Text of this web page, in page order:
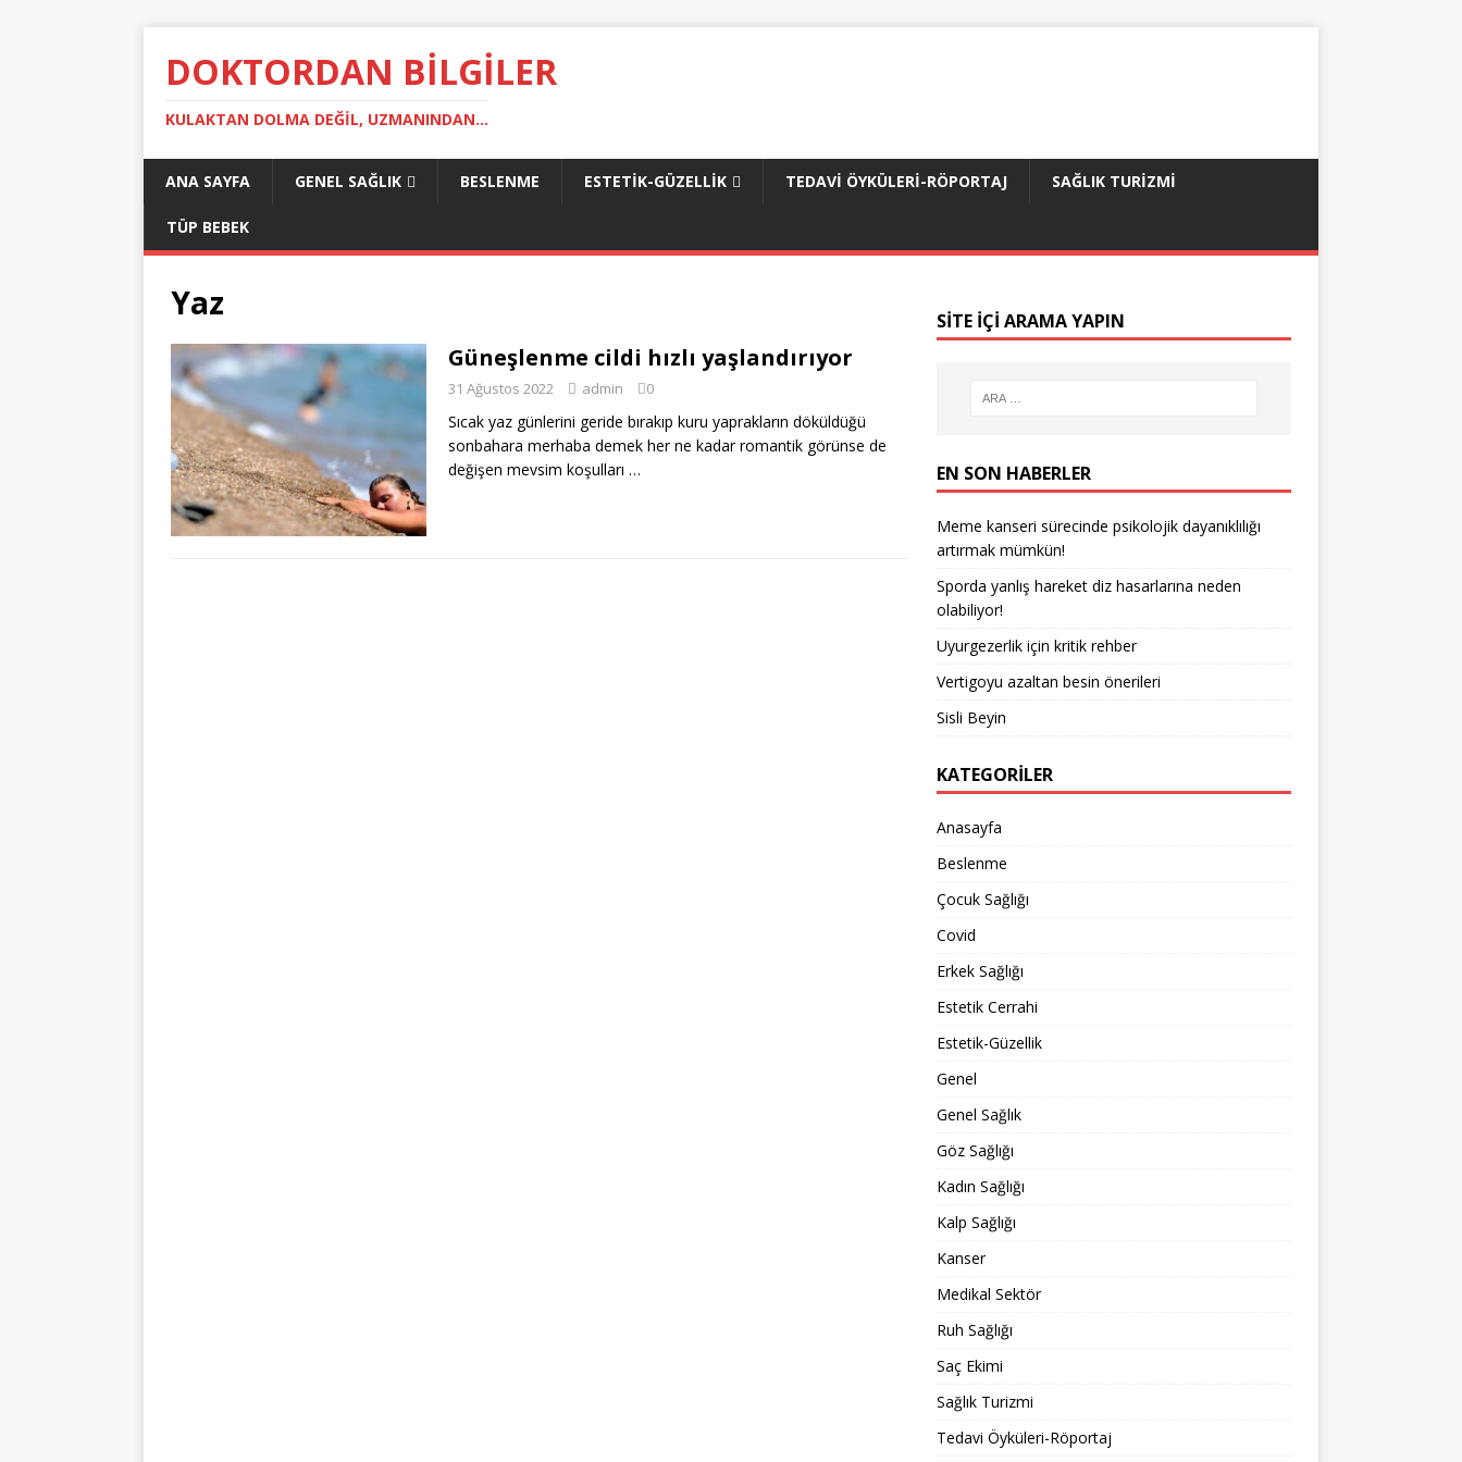
DOKTORDAN BILGILER
KULAKTAN DOLMA DEĞIL, UZMANINDAN...
ANA SAYFA GENEL SAĞLIK BESLENME ESTETIK-GÜZELLIK TEDAVI ÖYKÜLERI-RÖPORTAJ SAĞLIK TURIZMI
TÜP BEBEK
Yaz
Güneşlenme cildi hızlı yaşlandırıyor
31 Ağustos 2022 admin 0
Sıcak yaz günlerini geride bırakıp kuru yaprakların döküldüğü
sonbahara merhaba demek her ne kadar romantik görünse de
değişen mevsim koşulları …
SITE IÇI ARAMA YAPIN
EN SON HABERLER
Meme kanseri sürecinde psikolojik dayanıklılığı
artırmak mümkün!
Sporda yanlış hareket diz hasarlarına neden
olabiliyor!
Uyurgezerlik için kritik rehber
Vertigoyu azaltan besin önerileri
Sisli Beyin
KATEGORILER
Anasayfa
Beslenme
Çocuk Sağlığı
Covid
Erkek Sağlığı
Estetik Cerrahi
Estetik-Güzellik
Genel
Genel Sağlık
Göz Sağlığı
Kadın Sağlığı
Kalp Sağlığı
Kanser
Medikal Sektör
Ruh Sağlığı
Saç Ekimi
Sağlık Turizmi
Tedavi Öyküleri-Röportaj